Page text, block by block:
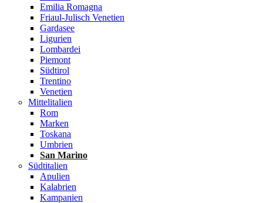
Emilia Romagna
Friaul-Julisch Venetien
Gardasee
Ligurien
Lombardei
Piemont
Südtirol
Trentino
Venetien
Mittelitalien
Rom
Marken
Toskana
Umbrien
San Marino
Südtitalien
Apulien
Kalabrien
Kampanien